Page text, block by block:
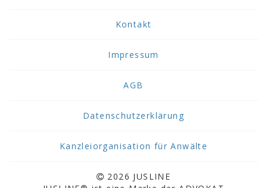
Kontakt
Impressum
AGB
Datenschutzerklärung
Kanzleiorganisation für Anwälte
2026 JUSLINE